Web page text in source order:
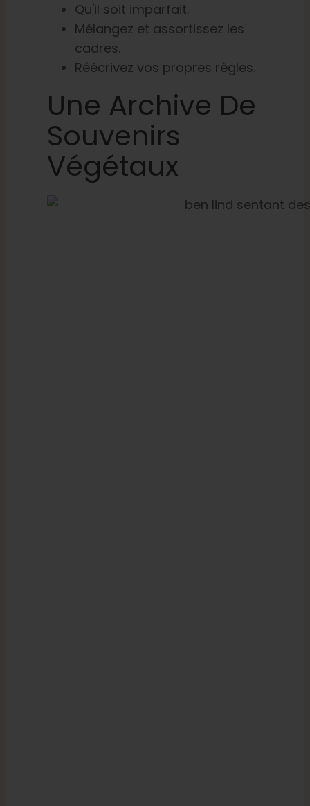
Qu'il soit imparfait.
Mélangez et assortissez les
cadres.
Réécrivez vos propres règles.
Une Archive De
Souvenirs
Végétaux